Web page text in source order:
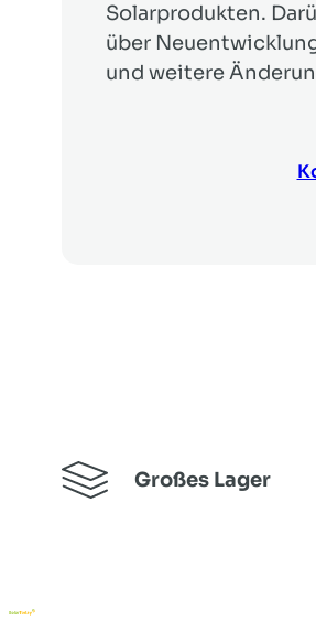
Solarprodukten.
über
und weitere
Großes Lager